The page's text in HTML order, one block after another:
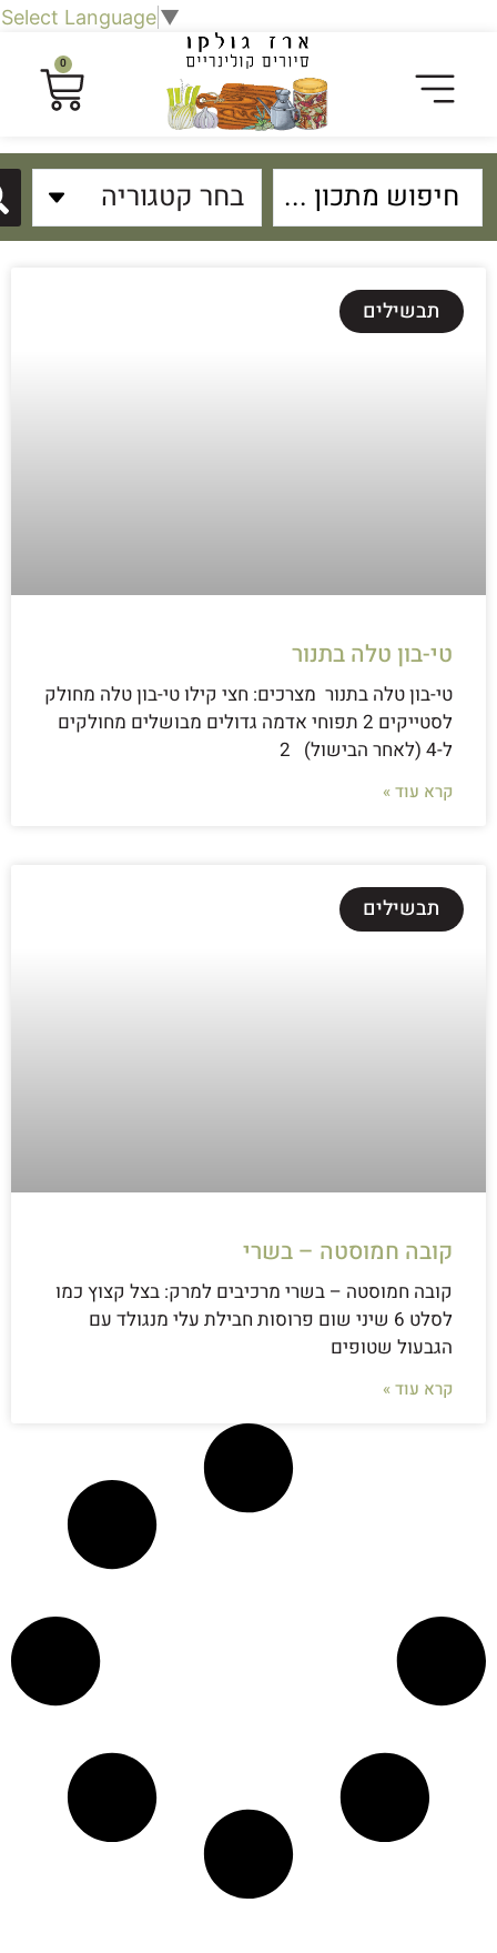
Select Language
תבשילים
טי-בון טלה בתנור
טי-בון טלה בתנור מצרכים: חצי קילו טי-בון טלה מחולק
לסטייקים 2 תפוחי אדמה גדולים מבושלים מחולקים
קרא עוד »
תבשילים
קובה חמוסטה – בשרי
קובה חמוסטה – בשרי מרכיבים למרק: בצל קצוץ כמו
לסלט 6 שיני שום פרוסות חבילת עלי מנגולד עם
הגבעול שטופים
קרא עוד »